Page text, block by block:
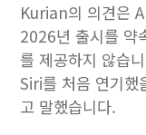
Kurian의 의견은
2026년 출시를 약
를 제공하지 않습
Siri를 처음 연기
고 말했습니다.